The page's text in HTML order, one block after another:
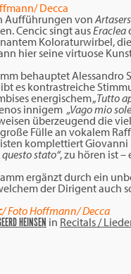
Decca
Aufführungen von
Cencic singt ausEraclea
Koloraturwirbel,
hier seine virtuose
behauptet
es kontrastreiche
energischem „Tutto
innigem „Vago mio sole
überzeugend die
Fülle an vokalem
komplettiert
questo stato“, zu hören ist
ergänzt durch ein
der Dirigent auch
/ Foto Hoffmann/ Decca
HEINSEN in Recitals /